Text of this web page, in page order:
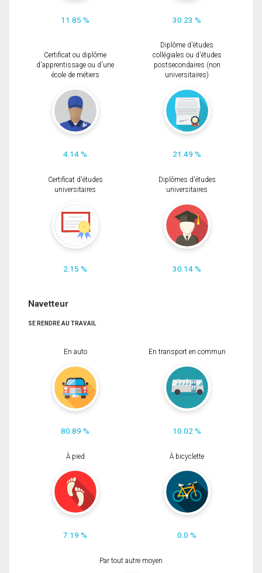
11.85 % 30.23 %
Certificat ou diplôme
d'apprentissage ou d'une
école de métiers
4.14 %
Diplôme d'études
collégiales ou d'études
postsecondaires (non
universitaires)
21.49 %
Certificat d'études
universitaires
2.15 %
Diplômes d'études
universitaires
30.14 %
Navetteur
SE RENDRE AU TRAVAIL
En auto
80.89 %
En transport en commun
10.02 %
À pied
7.19 %
À bicyclette
0.0 %
Par tout autre moyen